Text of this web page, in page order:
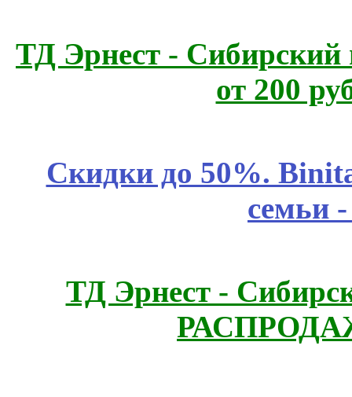
ТД Эрнест - Сибирский
от 200
Скидки до 50%.
семьи
ТД Эрнест -